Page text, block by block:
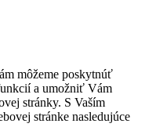
môžeme poskytnúť
a umožniť Vám
stránky. S Vaším
stránke nasledujúce